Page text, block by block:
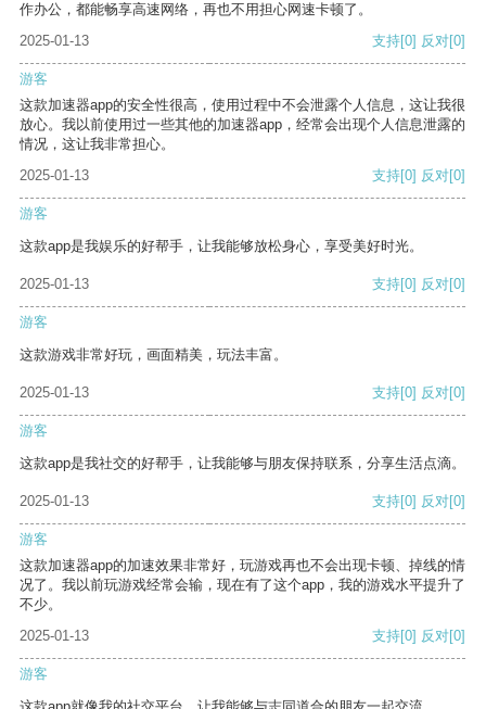
作办公，都能畅享高速网络，再也不用担心网速卡顿了。
2025-01-13
支持[0] 反对[0]
游客
这款加速器app的安全性很高，使用过程中不会泄露个人信息，这让我很
放心。我以前使用过一些其他的加速器app，经常会出现个人信息泄露的
情况，这让我非常担心。
2025-01-13
支持[0] 反对[0]
游客
这款app是我娱乐的好帮手，让我能够放松身心，享受美好时光。
2025-01-13 支持[0] 反对[0]
游客
这款游戏非常好玩，画面精美，玩法丰富。
2025-01-13 支持[0] 反对[0]
游客
这款app是我社交的好帮手，让我能够与朋友保持联系，分享生活点滴。
2025-01-13 支持[0] 反对[0]
游客
这款加速器app的加速效果非常好，玩游戏再也不会出现卡顿、掉线的情
况了。我以前玩游戏经常会输，现在有了这个app，我的游戏水平提升了
不少。
2025-01-13
支持[0] 反对[0]
游客